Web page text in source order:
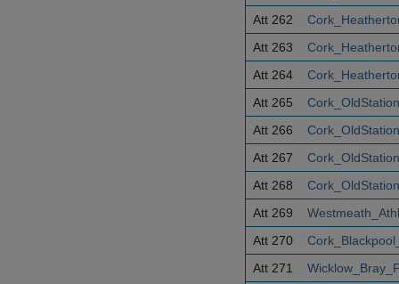
Att 262
Att 263
Att 264
Att 265
Att 266
Att 267
Att 268
Att 269
Att 270
Att 271